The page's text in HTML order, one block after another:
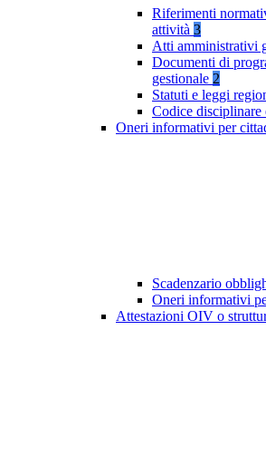
Riferimenti
attività 3
Atti amministrativi
Documenti di
gestionale 2
Statuti e leggi
Codice disciplinare
Oneri informativi per
Scadenzario
Oneri informativi
Attestazioni OIV o